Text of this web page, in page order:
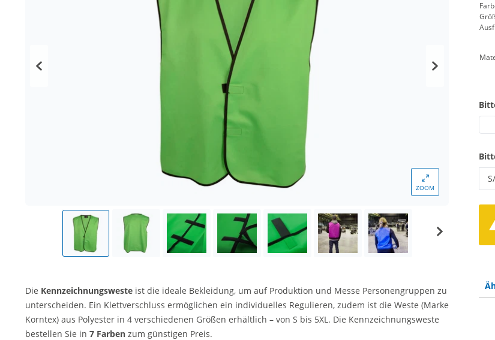
ZOOM
Die Kennzeichnungsweste ist die ideale Bekleidung, um auf Produktion und Messe Personengruppen zu
unterscheiden. Ein Klettverschluss ermöglichen ein individuelles Regulieren, zudem ist die Weste (Marke
Korntex) aus Polyester in 4 verschiedenen Größen erhältlich – von S bis 5XL. Die Kennzeichnungsweste
bestellen Sie in 7 Farben zum günstigen Preis.